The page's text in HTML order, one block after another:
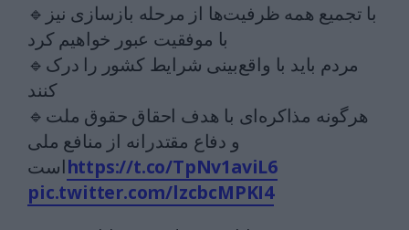
🔹️با تجمیع همه ظرفیت‌ها از مرحله بازسازی نیز
با موفقیت عبور خواهیم کرد
🔹️مردم باید با واقع‌بینی شرایط کشور را درک
کنند
🔹️هرگونه مذاکره‌ای با هدف احقاق حقوق ملت
و دفاع مقتدرانه از منافع ملی
استhttps://t.co/TpNv1aviL6
pic.twitter.com/lzcbcMPKI4